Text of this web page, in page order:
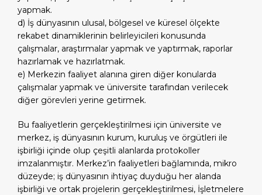
yapmak.
d) İş dünyasının ulusal, bölgesel ve küresel ölçekte
rekabet dinamiklerinin belirleyicileri konusunda
çalışmalar, araştırmalar yapmak ve yaptırmak, raporlar
hazırlamak ve hazırlatmak.
e) Merkezin faaliyet alanına giren diğer konularda
çalışmalar yapmak ve üniversite tarafından verilecek
diğer görevleri yerine getirmek.
Bu faaliyetlerin gerçekleştirilmesi için üniversite ve
merkez, iş dünyasının kurum, kuruluş ve örgütleri ile
işbirliği içinde olup çeşitli alanlarda protokoller
imzalanmıştır. Merkez’in faaliyetleri bağlamında, mikro
düzeyde; iş dünyasının ihtiyaç duyduğu her alanda
işbirliği ve ortak projelerin gerçekleştirilmesi, İşletmelere